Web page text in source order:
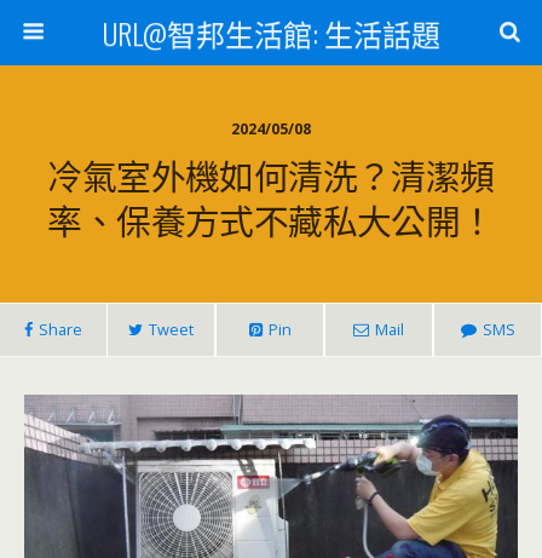
URL@智邦生活館: 生活話題
2024/05/08
冷氣室外機如何清洗？清潔頻
率、保養方式不藏私大公開！
Share Tweet Pin Mail SMS